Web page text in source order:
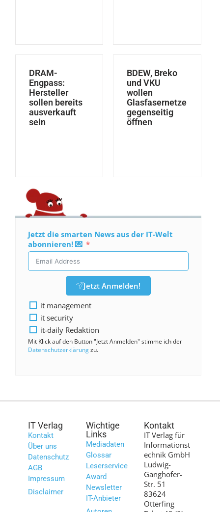
DRAM-
Engpass:
Hersteller
sollen bereits
ausverkauft
sein
BDEW, Breko
und VKU
wollen
Glasfasernetze
gegenseitig
öffnen
Jetzt die smarten News aus der IT-Welt
abonnieren! 💌
Jetzt Anmelden!
it management
it security
it-daily Redaktion
Mit Klick auf den Button "Jetzt Anmelden" stimme ich der
Datenschutzerklärungzu.
IT Verlag
Kontakt
Über uns
Datenschutz
AGB
Impressum
Disclaimer
Wichtige
Links
Mediadaten
Glossar
Leserservice
Award
Newsletter
IT-Anbieter
Kontakt
IT Verlag für
Informationst
echnik GmbH
Ludwig-
Ganghofer-
Str. 51
83624
Otterfing